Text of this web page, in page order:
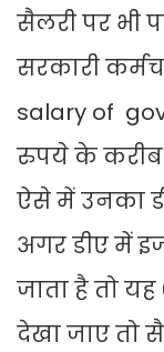
सैलरी पर भी
सरकारी
salary of
रुपये के करीब
ऐसे में उनका
अगर डीए में
जाता है तो
देखा जाए तो